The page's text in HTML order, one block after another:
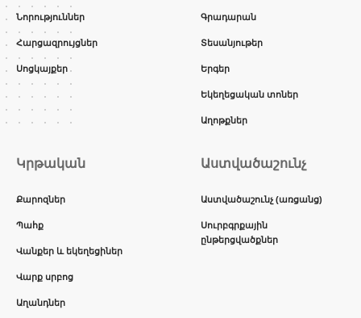
Նորություններ
Հարցազրույցներ
Սոցկայքեր
Գրադարան
Տեսանյութեր
Երգեր
Եկեղեցական տոներ
Աղոթքներ
Կրթական
Քարոզներ
Պահք
Վանքեր և եկեղեցիներ
Վարք սրբոց
Աղանդներ
Աստվածաշունչ
Աստվածաշունչ (առցանց)
Սուրբգրքային
ընթերցվածքներ